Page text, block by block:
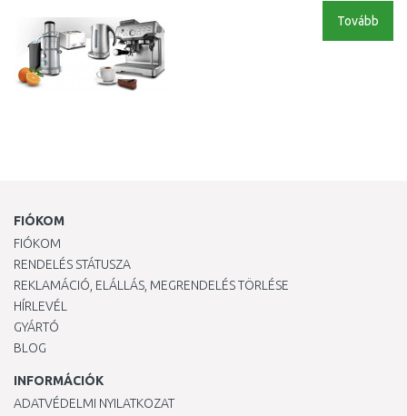
Tovább
FIÓKOM
FIÓKOM
RENDELÉS STÁTUSZA
REKLAMÁCIÓ, ELÁLLÁS, MEGRENDELÉS TÖRLÉSE
HÍRLEVÉL
GYÁRTÓ
BLOG
INFORMÁCIÓK
ADATVÉDELMI NYILATKOZAT